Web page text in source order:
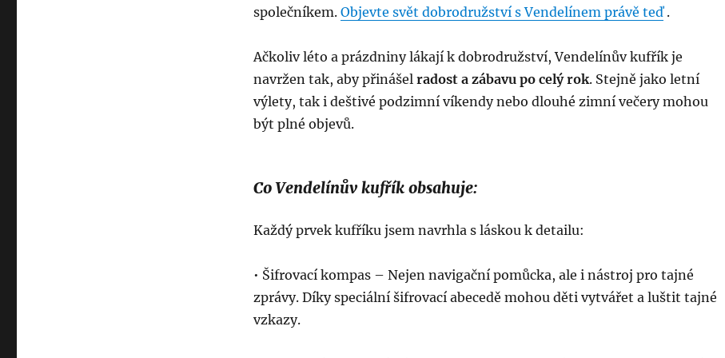
společníkem. Objevte svět dobrodružství s Vendelínem právě teď.
Ačkoliv léto a prázdniny lákají k dobrodružství, Vendelínův kufřík je
navržen tak, aby přinášel radost a zábavu po celý rok. Stejně jako letní
výlety, tak i deštivé podzimní víkendy nebo dlouhé zimní večery mohou
být plné objevů.
Co Vendelínův kufřík obsahuje:
Každý prvek kufříku jsem navrhla s láskou k detailu:
• Šifrovací kompas – Nejen navigační pomůcka, ale i nástroj pro tajné
zprávy. Díky speciální šifrovací abecedě mohou děti vytvářet a luštit tajné
vzkazy.